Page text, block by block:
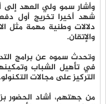
وأشار سمو ولي العهد إلى
شهد أخيرا تخريج أول
دلالات وطنية مهمة مثل
والإتقان.
وتحدث سموه عن برامج
في تأهيل الشباب
التركيز على مجالات
من جهتهم، أشاد الحضور